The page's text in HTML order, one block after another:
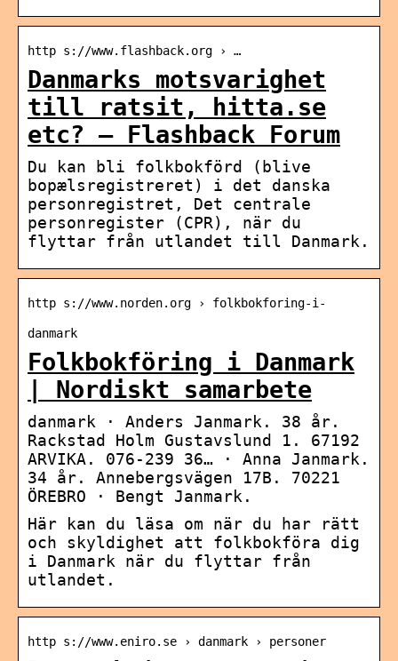
http s://www.flashback.org › …
Danmarks motsvarighet
till ratsit, hitta.se
etc? – Flashback Forum
Du kan bli folkbokförd (blive
bopælsregistreret) i det danska
personregistret, Det centrale
personregister (CPR), när du
flyttar från utlandet till Danmark.
http s://www.norden.org › folkbokforing-i-
danmark
Folkbokföring i Danmark
| Nordiskt samarbete
danmark · Anders Janmark. 38 år.
Rackstad Holm Gustavslund 1. 67192
ARVIKA. 076-239 36… · Anna Janmark.
34 år. Annebergsvägen 17B. 70221
ÖREBRO · Bengt Janmark.
Här kan du läsa om när du har rätt
och skyldighet att folkbokföra dig
i Danmark när du flyttar från
utlandet.
http s://www.eniro.se › danmark › personer